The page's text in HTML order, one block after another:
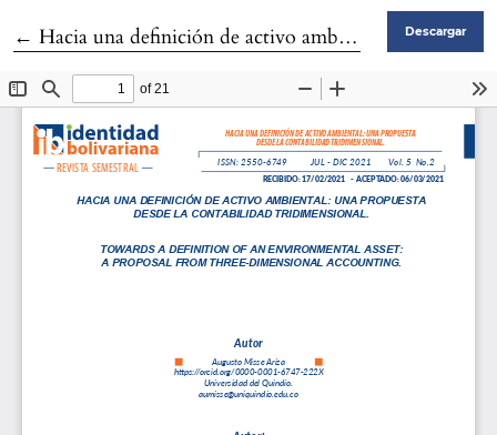
← Volver a los detalles del artículo
Hacia una definición de activo ambiental: una propuesta desde la Contabilidad Tridimensional Descargar